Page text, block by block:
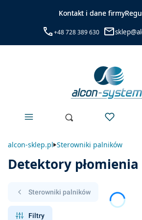
Kontakt i dane firmy
+48 728 389 630
Menu Otwórz wyszukiwarkę
Szukaj Ulubione
alcon-sklep.pl Sterowniki palników
Detektory płomienia
Sterowniki palników
Filtry